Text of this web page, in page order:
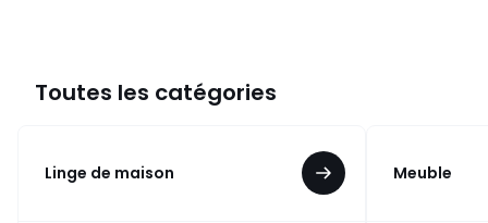
Toutes les catégories
Linge de maison Meuble